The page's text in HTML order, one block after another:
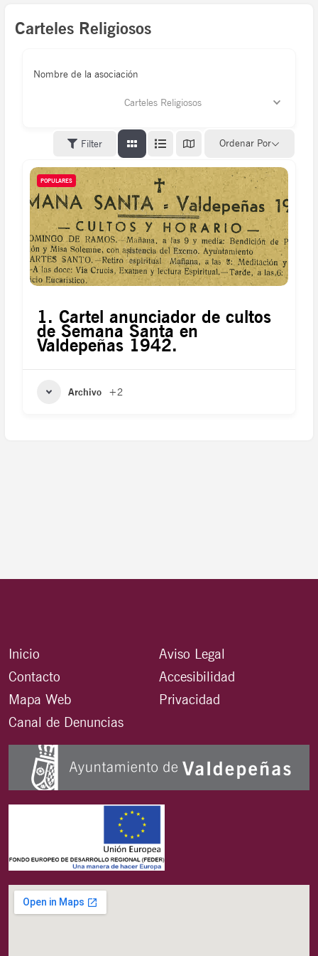
Carteles Religiosos
Nombre de la asociación
Carteles Religiosos
Filter Ordenar Por
POPULARES
1. Cartel anunciador de cultos
de Semana Santa en
Valdepeñas 1942.
Archivo +2
Inicio
Contacto
Mapa Web
Canal de Denuncias
Aviso Legal
Accesibilidad
Privacidad